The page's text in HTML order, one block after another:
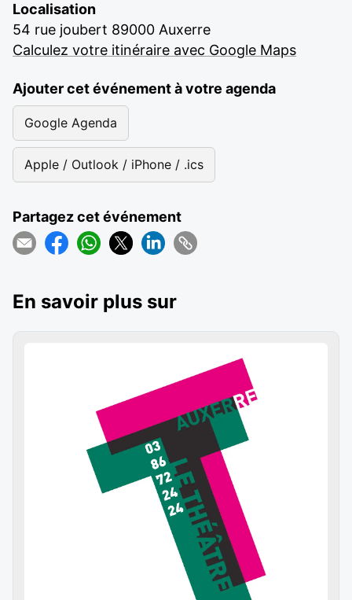
Localisation
54 rue joubert 89000 Auxerre
Calculez votre itinéraire avec Google Maps
Ajouter cet événement à votre agenda
Google Agenda
Apple / Outlook / iPhone / .ics
Partagez cet événement
En savoir plus sur